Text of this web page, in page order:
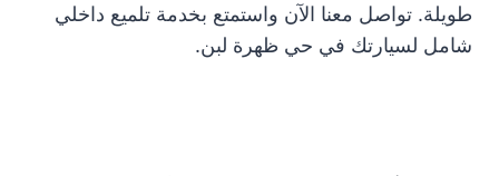
طويلة. تواصل معنا الآن واستمتع بخدمة تلميع داخلي
شامل لسيارتك في حي ظهرة لبن.